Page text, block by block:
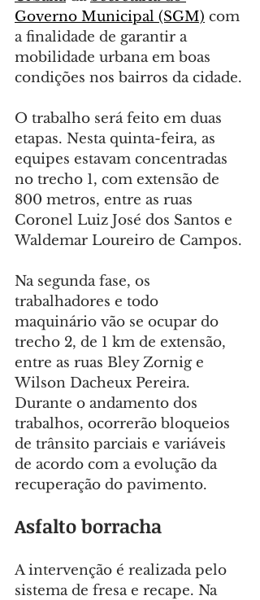
Governo Municipal (SGM) com
a finalidade de garantir a
mobilidade urbana em boas
condições nos bairros da cidade.
O trabalho será feito em duas
etapas. Nesta quinta-feira, as
equipes estavam concentradas
no trecho 1, com extensão de
800 metros, entre as ruas
Coronel Luiz José dos Santos e
Waldemar Loureiro de Campos.
Na segunda fase, os
trabalhadores e todo
maquinário vão se ocupar do
trecho 2, de 1 km de extensão,
entre as ruas Bley Zornig e
Wilson Dacheux Pereira.
Durante o andamento dos
trabalhos, ocorrerão bloqueios
de trânsito parciais e variáveis
de acordo com a evolução da
recuperação do pavimento.
Asfalto borracha
A intervenção é realizada pelo
sistema de fresa e recape. Na